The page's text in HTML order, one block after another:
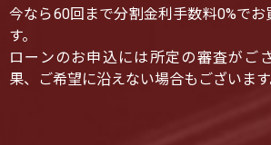
今なら60回まで分割金利手数料0%で
す。
ローンのお申込には所定の審査がご
果、ご希望に沿えない場合もございます